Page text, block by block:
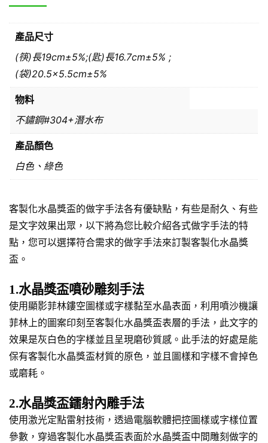
產品尺寸
(筷)長19cm±5%;(匙)長16.7cm±5% ;
(袋)20.5×5.5cm±5%
物料
不鏽鋼#304+潛水布
產品顏色
白色、綠色
客製化水晶獎盃的做字手法各有優缺點，有些是耐久、有些
是文字效果出眾，以下將為您比較介紹各式做字手法的特
點，您可以選擇符合需求的做字手法來訂製客製化水晶獎
盃。
1.水晶獎盃噴砂雕刻手法
使用顯影菲林鏤空圖樣或字樣黏至水晶表面，利用噴沙機讓
菲林上的圖案印刻至客製化水晶獎盃表層的手法，此文字的
效果是灰白色的字樣並且呈現磨砂質感。此手法的好處是能
保有客製化水晶獎盃材質的原色，並且圖樣和字樣不會掉色
或磨耗。
2.水晶獎盃鐳射內雕手法
使用激光定點雷射技術，透過電腦軟體把控圖樣或字樣位置
參數，穿過客製化水晶獎盃表面於水晶獎盃中間雕刻做字的